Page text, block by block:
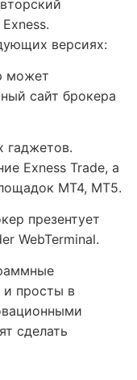
версиях:
может
сайт брокера
гаджетов.
Exness Trade, а
MT4, MT5.
презентует
WebTerminal.
и просты в
сделать